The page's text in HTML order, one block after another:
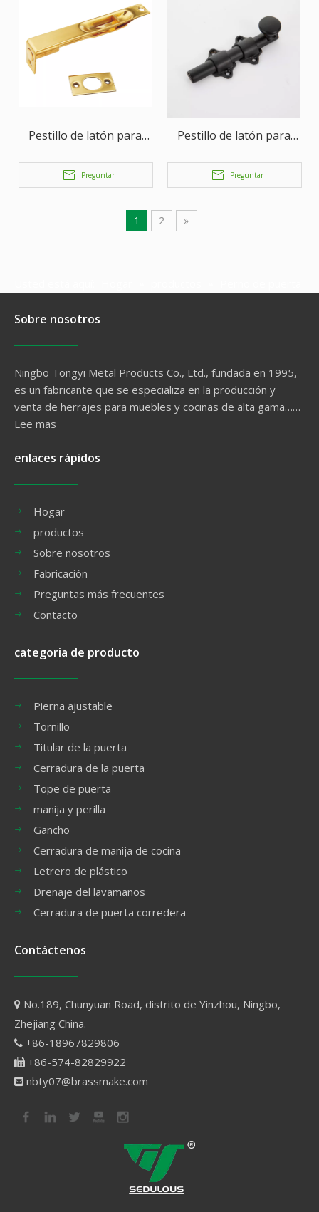
Pestillo de latón para
puertas, pestillo para
Preguntar
Pestillo de latón para
puertas, pestillo para
Preguntar
1 2 »
Sobre nosotros
Ningbo Tongyi Metal Products Co., Ltd., fundada en 1995,
es un fabricante que se especializa en la producción y
venta de herrajes para muebles y cocinas de alta gama……
Lee mas
enlaces rápidos
Hogar
productos
Sobre nosotros
Fabricación
Preguntas más frecuentes
Contacto
categoria de producto
Pierna ajustable
Tornillo
Titular de la puerta
Cerradura de la puerta
Tope de puerta
manija y perilla
Gancho
Cerradura de manija de cocina
Letrero de plástico
Drenaje del lavamanos
Cerradura de puerta corredera
Contáctenos
 No.189, Chunyuan Road, distrito de Yinzhou, Ningbo,
Zhejiang China.
 +86-18967829806
 +86-574-82829922
 nbty07@brassmake.com